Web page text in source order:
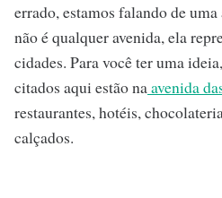
errado, estamos falando de
não é qualquer avenida, ela
cidades. Para você ter uma
citados aqui estão naavenida
restaurantes, hotéis,
calçados.